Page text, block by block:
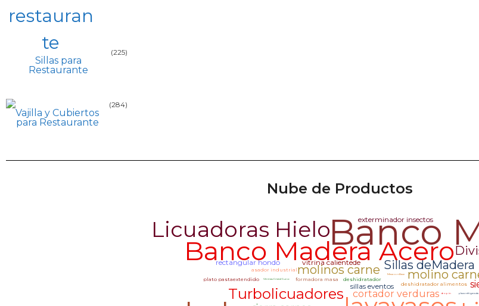
Sillas para
Restaurante
(225)
Vajilla y Cubiertos
para Restaurante
(284)
Nube de Productos